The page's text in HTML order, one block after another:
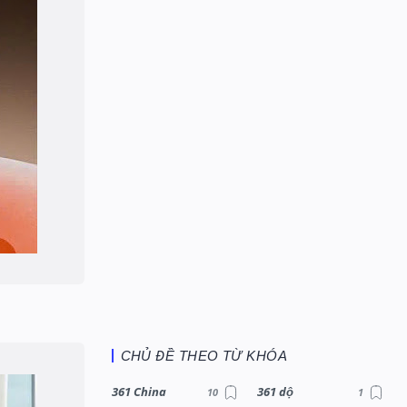
CHỦ ĐỀ THEO TỪ KHÓA
361 China
361 dộ